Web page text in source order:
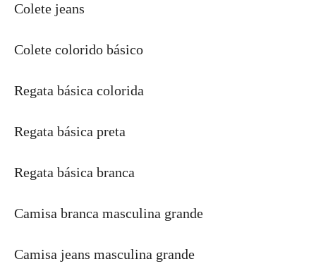
Colete jeans
Colete colorido básico
Regata básica colorida
Regata básica preta
Regata básica branca
Camisa branca masculina grande
Camisa jeans masculina grande